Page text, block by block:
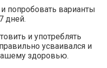
попробовать варианты
дней.
и употреблять
усваивался и
здоровью.